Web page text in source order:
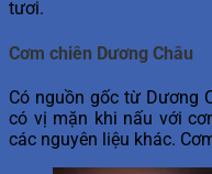
tươi.
Cơm chiên Dương Châu
Có nguồn gốc từ Dương
có vị mặn khi nấu với
các nguyên liệu khác.